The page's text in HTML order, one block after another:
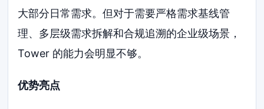
大部分日常需求。但对于需要严格需求基线管
理、多层级需求拆解和合规追溯的企业级场景，
Tower 的能力会明显不够。
优势亮点